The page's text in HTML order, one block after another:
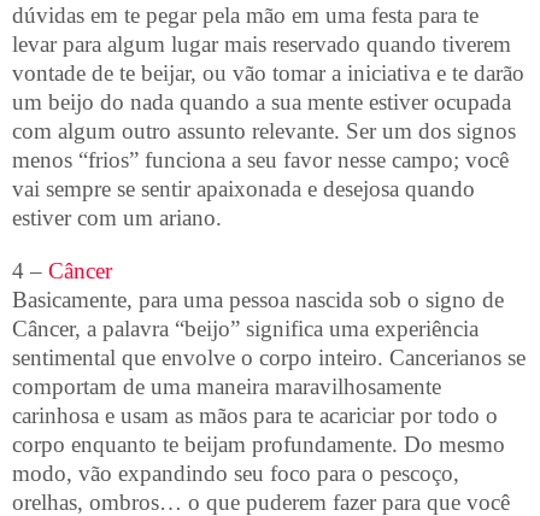
dúvidas em te pegar pela mão em uma festa para te
levar para algum lugar mais reservado quando tiverem
vontade de te beijar, ou vão tomar a iniciativa e te darão
um beijo do nada quando a sua mente estiver ocupada
com algum outro assunto relevante. Ser um dos signos
menos “frios” funciona a seu favor nesse campo; você
vai sempre se sentir apaixonada e desejosa quando
estiver com um ariano.
4 – Câncer
Basicamente, para uma pessoa nascida sob o signo de
Câncer, a palavra “beijo” significa uma experiência
sentimental que envolve o corpo inteiro. Cancerianos se
comportam de uma maneira maravilhosamente
carinhosa e usam as mãos para te acariciar por todo o
corpo enquanto te beijam profundamente. Do mesmo
modo, vão expandindo seu foco para o pescoço,
orelhas, ombros… o que puderem fazer para que você